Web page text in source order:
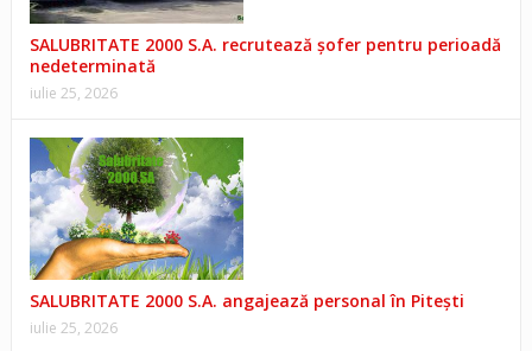
SALUBRITATE 2000 S.A. recrutează șofer pentru perioadă
nedeterminată
iulie 25, 2026
SALUBRITATE 2000 S.A. angajează personal în Pitești
iulie 25, 2026